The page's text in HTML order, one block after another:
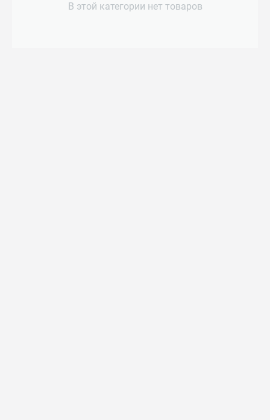
В этой категории нет товаров